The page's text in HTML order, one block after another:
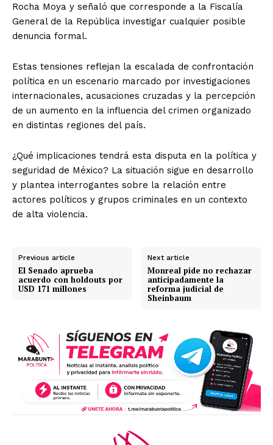
Rocha Moya y señaló que corresponde a la Fiscalía
General de la República investigar cualquier posible
denuncia formal.
Estas tensiones reflejan la escalada de confrontación
política en un escenario marcado por investigaciones
internacionales, acusaciones cruzadas y la percepción
de un aumento en la influencia del crimen organizado
en distintas regiones del país.
¿Qué implicaciones tendrá esta disputa en la política y
seguridad de México? La situación sigue en desarrollo
y plantea interrogantes sobre la relación entre
actores políticos y grupos criminales en un contexto
de alta violencia.
Previous article
El Senado aprueba
acuerdo con holdouts por
USD 171 millones
Next article
Monreal pide no rechazar
anticipadamente la
reforma judicial de
Sheinbaum